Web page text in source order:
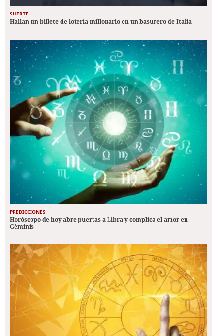
SUERTE
Hallan un billete de lotería millonario en un basurero de Italia
PREDICCIONES
Horóscopo de hoy abre puertas a Libra y complica el amor en
Géminis